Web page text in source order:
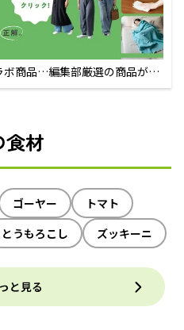
ボ商品…編集部厳選の商品が買
食材
ゴーヤー
トマト
とうもろこし ズッキーニ
と見る